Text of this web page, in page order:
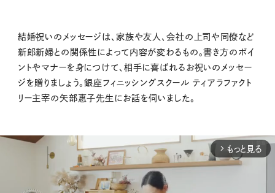
結婚祝いのメッセージは、家族や友人、会社の上司や同僚など
新郎新婦との関係性によって内容が変わるもの。書き方のポイ
ントやマナーを身につけて、相手に喜ばれるお祝いのメッセー
ジを贈りましょう。銀座フィニッシングスクール ティアラファクト
リー主宰の矢部惠子先生にお話を伺いました。
arrow_forward_ios もっと見る